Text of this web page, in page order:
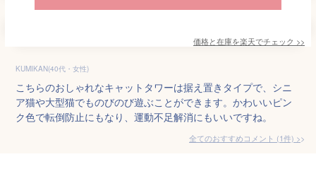
価格と在庫を楽天でチェック >>
KUMIKAN(40代・女性)
こちらのおしゃれなキャットタワーは据え置きタイプで、シニ
ア猫や大型猫でものびのび遊ぶことができます。かわいいピン
ク色で転倒防止にもなり、運動不足解消にもいいですね。
全てのおすすめコメント (1件) >